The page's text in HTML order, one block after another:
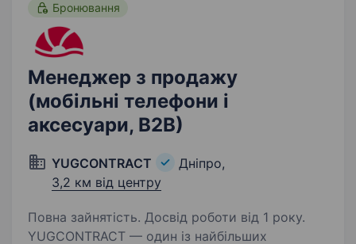
Бронювання
Менеджер з продажу
(мобільні телефони і
аксесуари, В2В)
YUGCONTRACT
Дніпро,
3,2 км від центру
Повна зайнятість. Досвід роботи від 1 року.
YUGCONTRACT — один із найбільших